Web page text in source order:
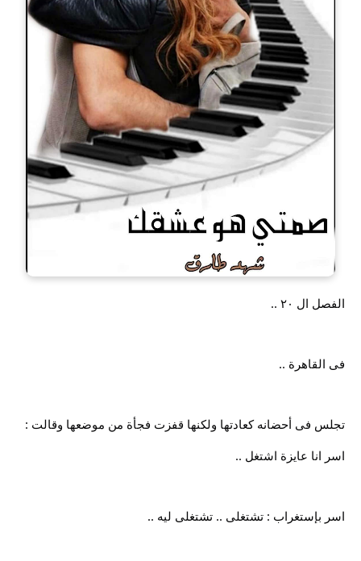
الفصل ال ٢٠ ..
فى القاهرة ..
تجلس فى أحضانه كعادتها ولكنها قفزت فجأة من موضعها وقالت :
اسر انا عايزة اشتغل ..
اسر بإستغراب : تشتغلى .. تشتغلى ليه ..